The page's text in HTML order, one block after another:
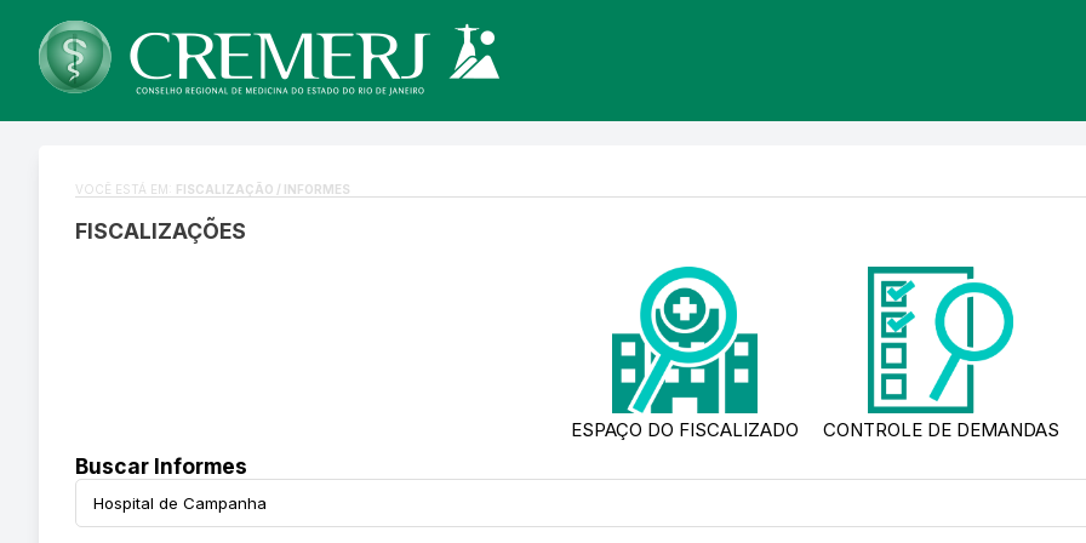
VOCÊ ESTÁ EM: FISCALIZAÇÃO / INFORMES
FISCALIZAÇÕES
ESPAÇO DO FISCALIZADO CONTROLE DE DEMANDAS
Buscar Informes